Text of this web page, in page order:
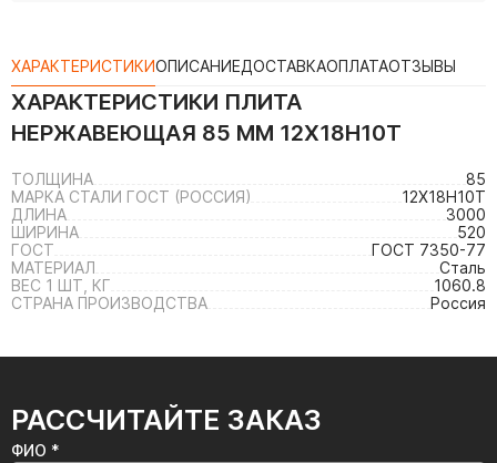
ХАРАКТЕРИСТИКИОПИСАНИЕДОСТАВКАОПЛАТАОТЗЫВЫ
ХАРАКТЕРИСТИКИ ПЛИТА
НЕРЖАВЕЮЩАЯ 85 ММ 12Х18Н10Т
ТОЛЩИНА
85
МАРКА СТАЛИ ГОСТ (РОССИЯ)
12Х18Н10Т
ДЛИНА
3000
ШИРИНА
520
ГОСТ
ГОСТ 7350-77
МАТЕРИАЛ
Сталь
ВЕС 1 ШТ, КГ
1060.8
СТРАНА ПРОИЗВОДСТВА
Россия
РАССЧИТАЙТЕ ЗАКАЗ
ФИО *